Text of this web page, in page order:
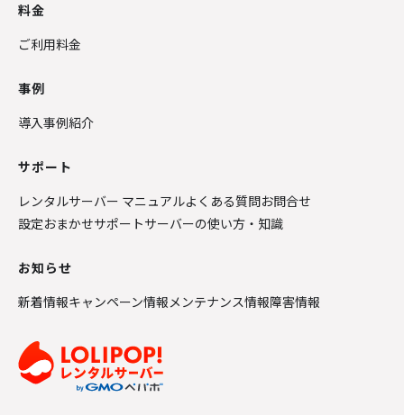
料金
ご利用料金
事例
導入事例紹介
サポート
レンタルサーバー マニュアルよくある質問お問合せ
設定おまかせサポートサーバーの使い方・知識
お知らせ
新着情報キャンペーン情報メンテナンス情報障害情報